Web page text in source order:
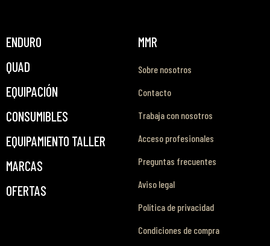
ENDURO
QUAD
EQUIPACIÓN
CONSUMIBLES
EQUIPAMIENTO TALLER
MARCAS
OFERTAS
MMR
Sobre nosotros
Contacto
Trabaja con nosotros
Acceso profesionales
Preguntas frecuentes
Aviso legal
Política de privacidad
Condiciones de compra